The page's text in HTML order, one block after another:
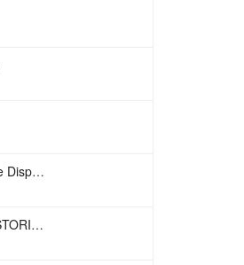
Achille Lauro – Amore Disperato
Tananai, Annalisa – STORIE BREVI